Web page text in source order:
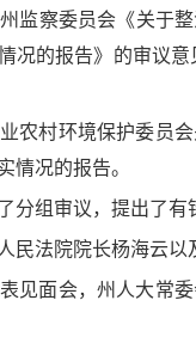
监察委员会《关于
况的报告》的审议
农村环境保护委员
情况的报告。
分组审议，提出了有
民法院院长杨海云
见面会，州人大常